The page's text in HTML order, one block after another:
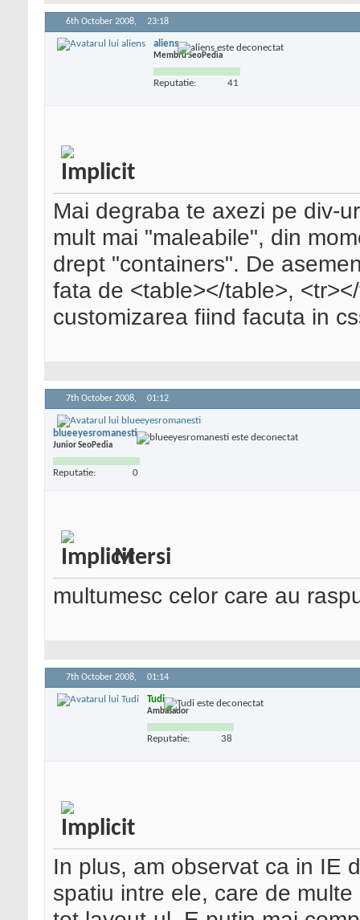
6th October 2008, 23:18
aliens
Membru SeoPedia
Reputatie: 41
Mai degraba te axezi pe div-
mult mai "maleabile", din
drept "containers". De
fata de <table></table>,
customizarea fiind facuta in
7th October 2008, 01:12
blueeyesromanesti
Junior SeoPedia
Reputatie: 0
Mersi
multumesc celor care au
7th October 2008, 01:14
Tudi
Ambasador
Reputatie: 38
In plus, am observat ca in IE
spatiu intre ele, care de